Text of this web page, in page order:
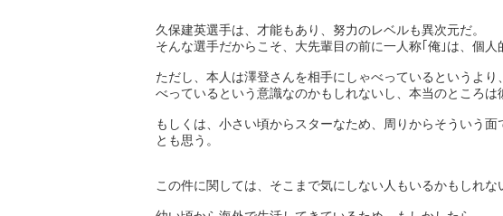
久保建英選手は、才能もあり、努力のレベルも異次元だ。
そんな選手だからこそ、大先輩目の前に一人称｢俺｣は、個人
ただし、本人は澤登さんを相手にしゃべっているというよ
べっているという意識なのかもしれないし、本当のところは
もしくは、小さい頃からスターなため、周りからそういう
とも思う。
この件に関しては、そこまで気にしない人もいるかもしれな